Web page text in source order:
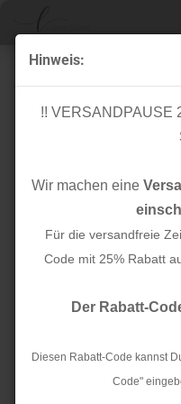
Hinweis:
!! VERSANDPAUSE
Wir machen eine
Für die versandfreie
Code mit 25% Rabatt
Der Rabatt-
Diesen Rabatt-Code kannst
Code"
Knopf Corozo - Blaze -